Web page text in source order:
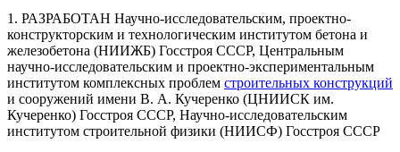
1. РАЗРАБОТАН Научно-исследовательским, проектно-
конструкторским и технологическим институтом бетона и
железобетона (НИИЖБ) Госстроя СССР, Центральным
научно-исследовательским и проектно-экспериментальным
институтом комплексных проблем строительных конструкций
и сооружений имени В. А. Кучеренко (ЦНИИСК им.
Кучеренко) Госстроя СССР, Научно-исследовательским
институтом строительной физики (НИИСФ) Госстроя СССР